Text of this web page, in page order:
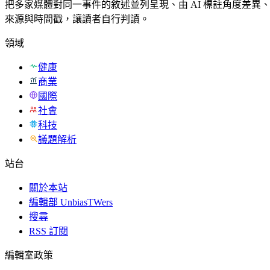
把多家媒體對同一事件的敘述並列呈現、由 AI 標註角度差異、
來源與時間戳，讓讀者自行判讀。
領域
健康
商業
國際
社會
科技
議題解析
站台
關於本站
編輯部 UnbiasTWers
搜尋
RSS 訂閱
編輯室政策